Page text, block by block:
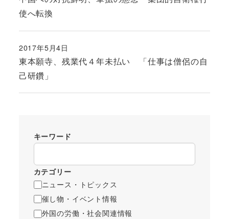
使へ転換
東本願寺、残業代４年未払い 「仕事は僧侶の自
己研鑽」
投稿日
2017年5月4日
キーワード
カテゴリー
ニュース・トピックス
催し物・イベント情報
外国の労働・社会関連情報